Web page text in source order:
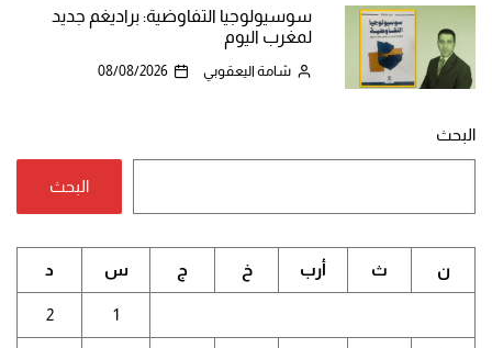
سوسيولوجيا التفاوضية: براديغم جديد
لمغرب اليوم
شامة اليعقوبي 08/08/2026
البحث
البحث
ن ث أرب خ ج س د
1
2